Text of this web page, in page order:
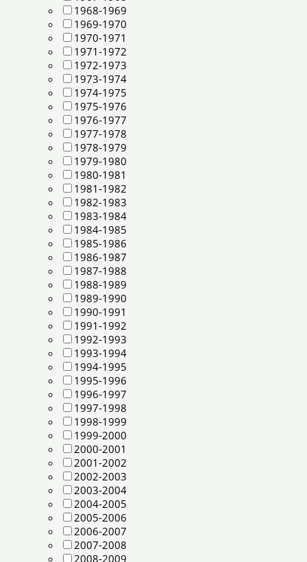
1968-1969
1969-1970
1970-1971
1971-1972
1972-1973
1973-1974
1974-1975
1975-1976
1976-1977
1977-1978
1978-1979
1979-1980
1980-1981
1981-1982
1982-1983
1983-1984
1984-1985
1985-1986
1986-1987
1987-1988
1988-1989
1989-1990
1990-1991
1991-1992
1992-1993
1993-1994
1994-1995
1995-1996
1996-1997
1997-1998
1998-1999
1999-2000
2000-2001
2001-2002
2002-2003
2003-2004
2004-2005
2005-2006
2006-2007
2007-2008
2008-2009